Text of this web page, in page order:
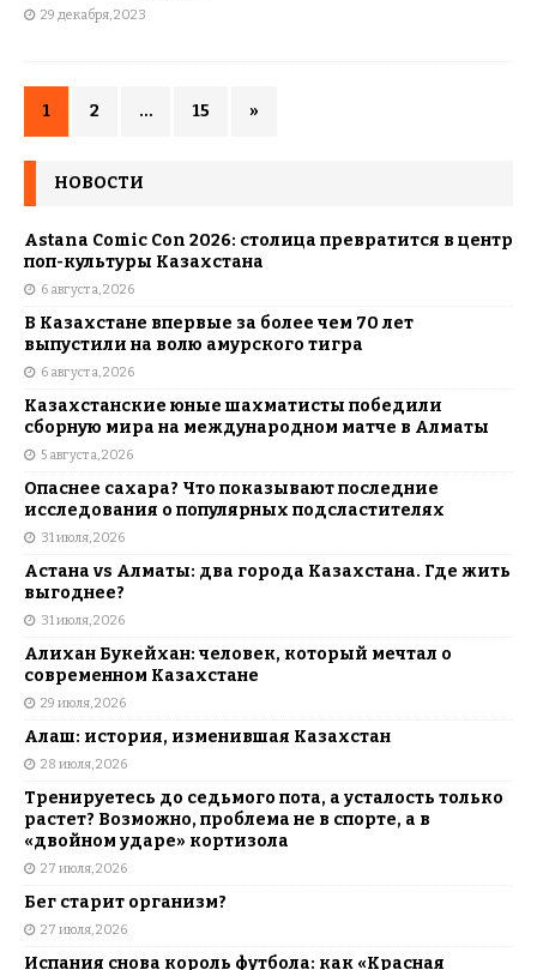
29 декабря, 2023
1 2 … 15 »
НОВОСТИ
Astana Comic Con 2026: столица превратится в центр
поп-культуры Казахстана
6 августа, 2026
В Казахстане впервые за более чем 70 лет
выпустили на волю амурского тигра
6 августа, 2026
Казахстанские юные шахматисты победили
сборную мира на международном матче в Алматы
5 августа, 2026
Опаснее сахара? Что показывают последние
исследования о популярных подсластителях
31 июля, 2026
Астана vs Алматы: два города Казахстана. Где жить
выгоднее?
31 июля, 2026
Алихан Букейхан: человек, который мечтал о
современном Казахстане
29 июля, 2026
Алаш: история, изменившая Казахстан
28 июля, 2026
Тренируетесь до седьмого пота, а усталость только
растет? Возможно, проблема не в спорте, а в
«двойном ударе» кортизола
27 июля, 2026
Бег старит организм?
27 июля, 2026
Испания снова король футбола: как «Красная